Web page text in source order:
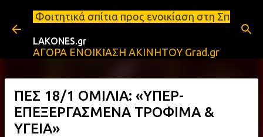
Μετάβαση στο κύριο περιεχόμενο
προς ενοικίαση στη Σπάρτη Ενοικιάσεις
LAKONES.gr
ΑΓΟΡΑ ΕΝΟΙΚΙΑΣΗ ΑΚΙΝΗΤΟΥ Grad.gr
ΠΕΣ 18/1 ΟΜΙΛΙΑ: «ΥΠΕΡ-
ΕΠΕΞΕΡΓΑΣΜΕΝΑ ΤΡΟΦΙΜΑ &
ΥΓΕΙΑ»